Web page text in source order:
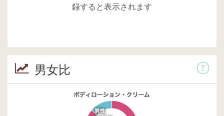
録すると表示されます
男女比